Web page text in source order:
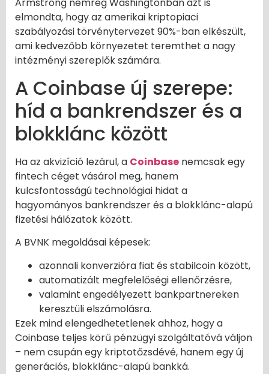
Armstrong nemrég Washingtonban azt is
elmondta, hogy az amerikai kriptopiaci
szabályozási törvénytervezet 90%-ban elkészült,
ami kedvezőbb környezetet teremthet a nagy
intézményi szereplők számára.
A Coinbase új szerepe:
híd a bankrendszer és a
blokklánc között
Ha az akvizíció lezárul, a Coinbase nemcsak egy
fintech céget vásárol meg, hanem
kulcsfontosságú technológiai hidat a
hagyományos bankrendszer és a blokklánc-alapú
fizetési hálózatok között.
A BVNK megoldásai képesek:
azonnali konverzióra fiat és stabilcoin között,
automatizált megfelelőségi ellenőrzésre,
valamint engedélyezett bankpartnereken
keresztüli elszámolásra.
Ezek mind elengedhetetlenek ahhoz, hogy a
Coinbase teljes körű pénzügyi szolgáltatóvá váljon
– nem csupán egy kriptotőzsdévé, hanem egy új
generációs, blokklánc-alapú bankká.